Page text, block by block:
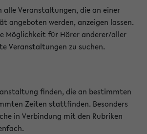
alle Veranstaltungen, die an einer
angeboten werden, anzeigen lassen.
Möglichkeit für Hörer anderer/aller
Veranstaltungen zu suchen.
finden, die an bestimmten
Zeiten stattfinden. Besonders
in Verbindung mit den Rubriken